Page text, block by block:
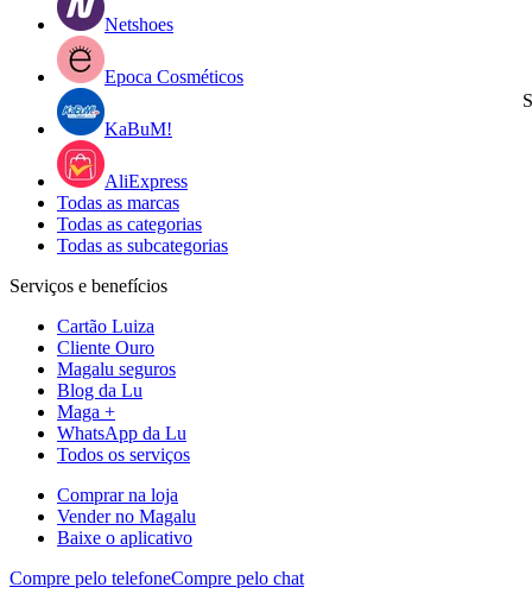
Netshoes
Epoca Cosméticos
KaBuM!
AliExpress
Todas as marcas
Todas as categorias
Todas as subcategorias
Serviços e benefícios
Cartão Luiza
Cliente Ouro
Magalu seguros
Blog da Lu
Maga +
WhatsApp da Lu
Todos os serviços
Comprar na loja
Vender no Magalu
Baixe o aplicativo
Compre pelo telefoneCompre pelo chat